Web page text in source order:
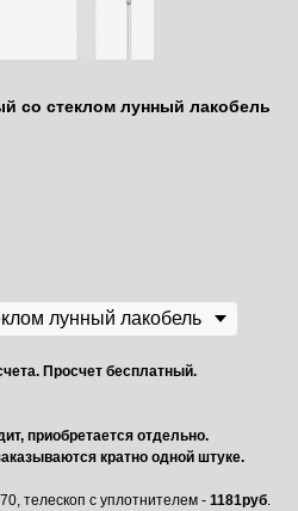
со стеклом лунный лакобель
Просчет бесплатный.
приобретается отдельно.
кратно одной штуке.
телескоп с уплотнителем - 1181руб.